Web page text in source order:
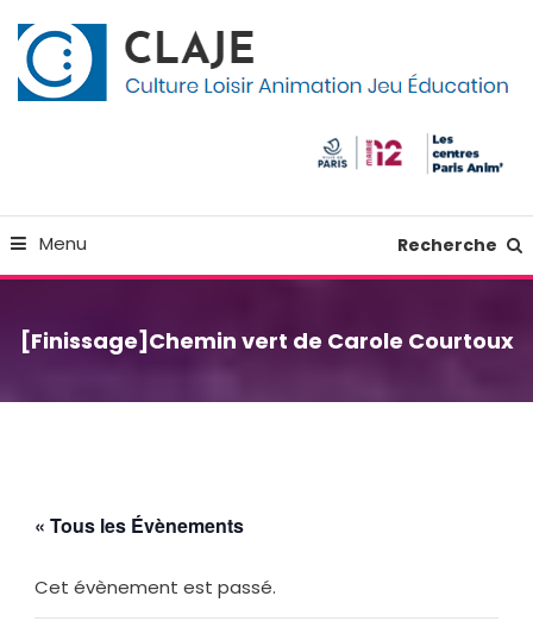
To
Content
Menu Recherche
[Finissage]Chemin vert de Carole Courtoux
« Tous les Évènements
Cet évènement est passé.